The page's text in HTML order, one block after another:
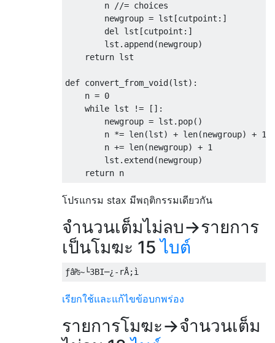
        n //= choices
        newgroup = lst[cutpoint:]
        del lst[cutpoint:]
        lst.append(newgroup)
    return lst
def convert_from_void(lst):
    n = 0
    while lst != []:
        newgroup = lst.pop()
        n *= len(lst) + len(newgroup) + 1
        n += len(newgroup) + 1
        lst.extend(newgroup)
โปรแกรม stax มีพฤติกรรมเดียวกัน
จำนวนเต็มไม่ลบ→รายการ
เป็นโมฆะ 15ไบต์
เรียกใช้และแก้ไขข้อบกพร่อง
รายการโมฆะ→จำนวนเต็ม